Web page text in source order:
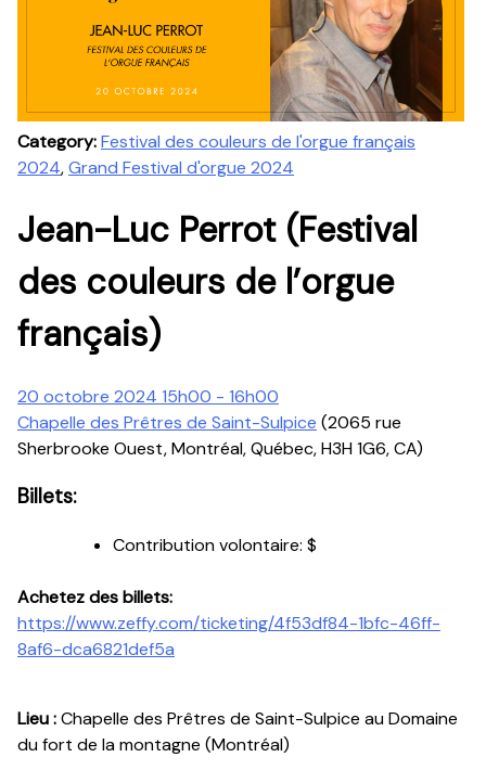
Category:Festival des couleurs de l'orgue français
2024,Grand Festival d'orgue 2024
Jean-Luc Perrot (Festival
des couleurs de l’orgue
français)
20 octobre 2024 15h00 - 16h00
Chapelle des Prêtres de Saint-Sulpice (2065 rue
Sherbrooke Ouest, Montréal, Québec, H3H 1G6, CA)
Billets:
Contribution volontaire: $
Achetez des billets:
https://www.zeffy.com/ticketing/4f53df84-1bfc-46ff-
8af6-dca6821def5a
Lieu :Chapelle des Prêtres de Saint-Sulpice au Domaine
du fort de la montagne (Montréal)